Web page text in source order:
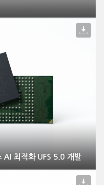
AI 최적화 UFS 5.0 개발